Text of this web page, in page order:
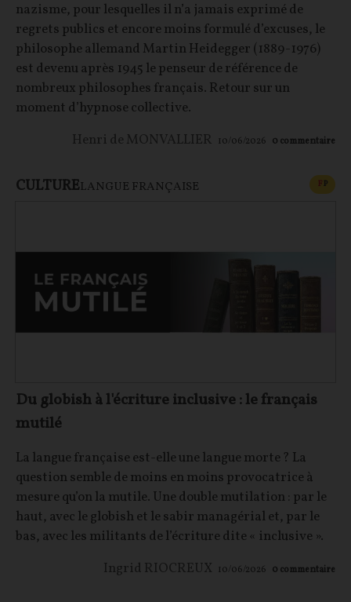
nazisme, pour lesquelles il n’a jamais exprimé de
regrets publics et encore moins formulé d’excuses, le
philosophe allemand Martin Heidegger (1889-1976)
est devenu après 1945 le penseur de référence de
nombreux philosophes français. Retour sur un
moment d’hypnose collective.
Henri de MONVALLIER 10/06/2026 0 commentaire
CULTURELANGUE FRANÇAISE FP
Du globish à l'écriture inclusive : le français
mutilé
La langue française est-elle une langue morte ? La
question semble de moins en moins provocatrice à
mesure qu’on la mutile. Une double mutilation : par le
haut, avec le globish et le sabir managérial et, par le
bas, avec les militants de l’écriture dite « inclusive ».
Ingrid RIOCREUX 10/06/2026 0 commentaire